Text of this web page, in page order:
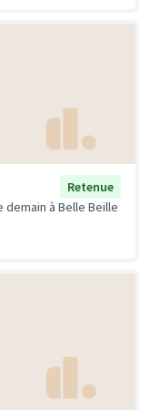
Retenue
à Belle Beille